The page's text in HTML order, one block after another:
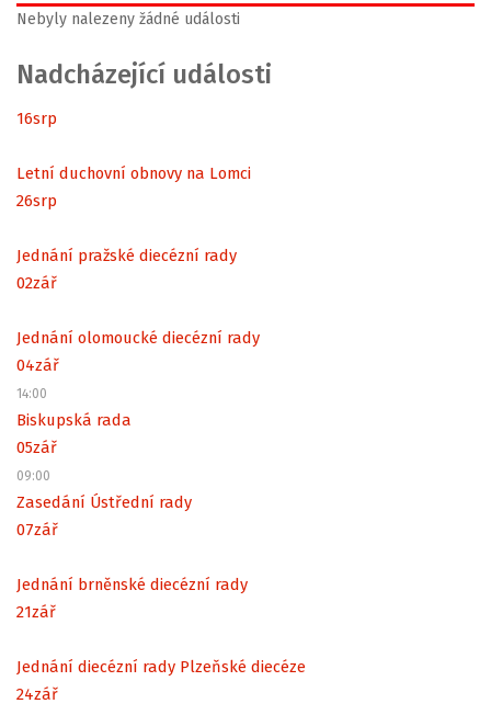
Nebyly nalezeny žádné události
Nadcházející události
16srp
Letní duchovní obnovy na Lomci
26srp
Jednání pražské diecézní rady
02zář
Jednání olomoucké diecézní rady
04zář
14:00
Biskupská rada
05zář
09:00
Zasedání Ústřední rady
07zář
Jednání brněnské diecézní rady
21zář
Jednání diecézní rady Plzeňské diecéze
24zář